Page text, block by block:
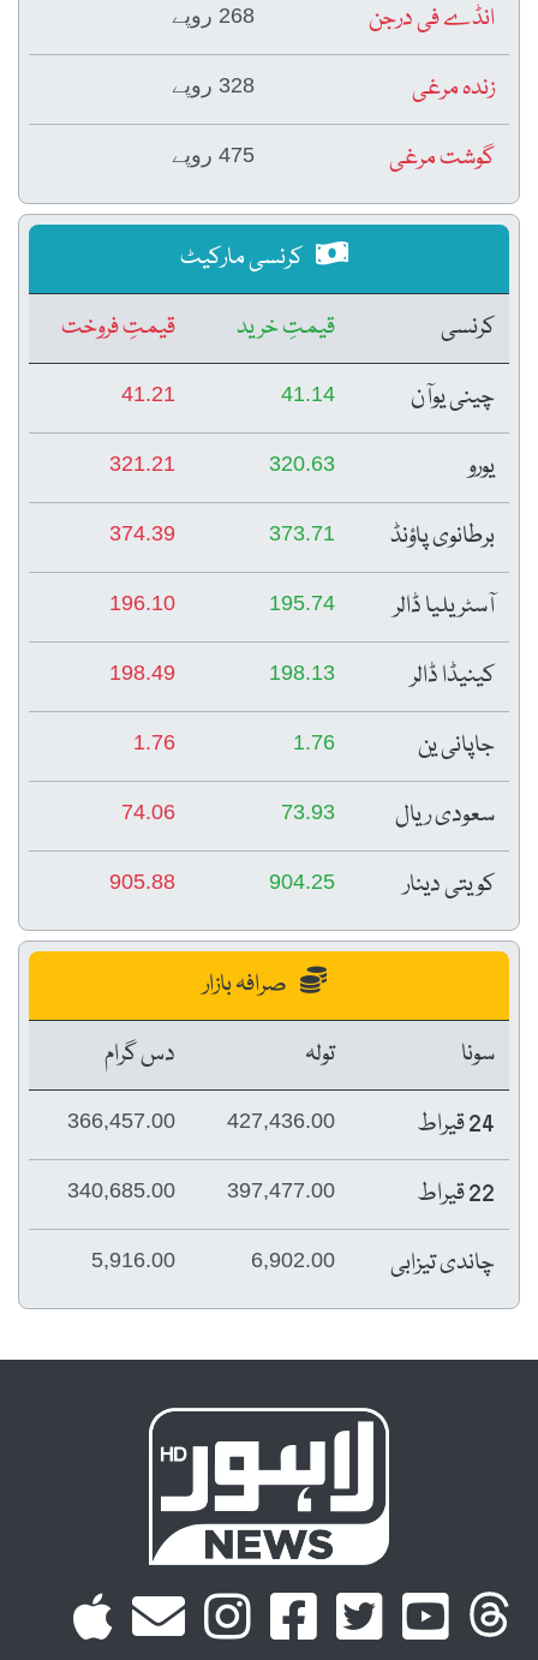
انڈے فی درجن
268 روپے
زندہ مرغی 328 روپے
گوشت مرغی 475 روپے
کرنسی مارکیٹ
کرنسی
قیمتِ خرید
قیمتِ فروخت
چینی یوآن
41.14
41.21
یورو 320.63
321.21
برطانوی پاؤنڈ 373.71
374.39
آسٹریلیا ڈالر 195.74
196.10
کینیڈا ڈالر 198.13
198.49
جاپانی ین 1.76
1.76
سعودی ریال 73.93
74.06
کویتی دینار 904.25
905.88
صرافہ بازار
سونا
تولہ
دس گرام
24 قیراط
427,436.00
366,457.00
22 قیراط 397,477.00
340,685.00
چاندی تیزابی 6,902.00
5,916.00